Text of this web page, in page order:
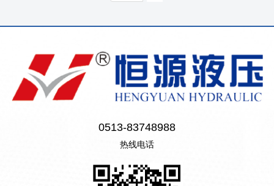
0513-83748988
热线电话